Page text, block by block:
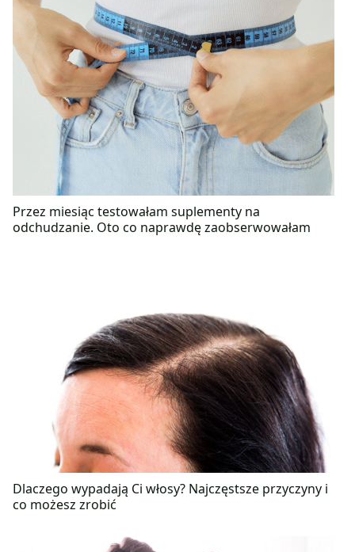
Przez miesiąc testowałam suplementy na
odchudzanie. Oto co naprawdę zaobserwowałam
Dlaczego wypadają Ci włosy? Najczęstsze przyczyny i
co możesz zrobić